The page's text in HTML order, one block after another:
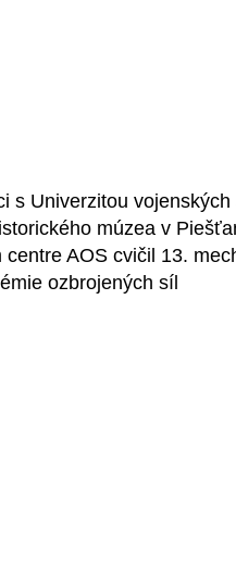
Univerzitou
múzea v
AOS cvičil 13.
ozbrojených síl